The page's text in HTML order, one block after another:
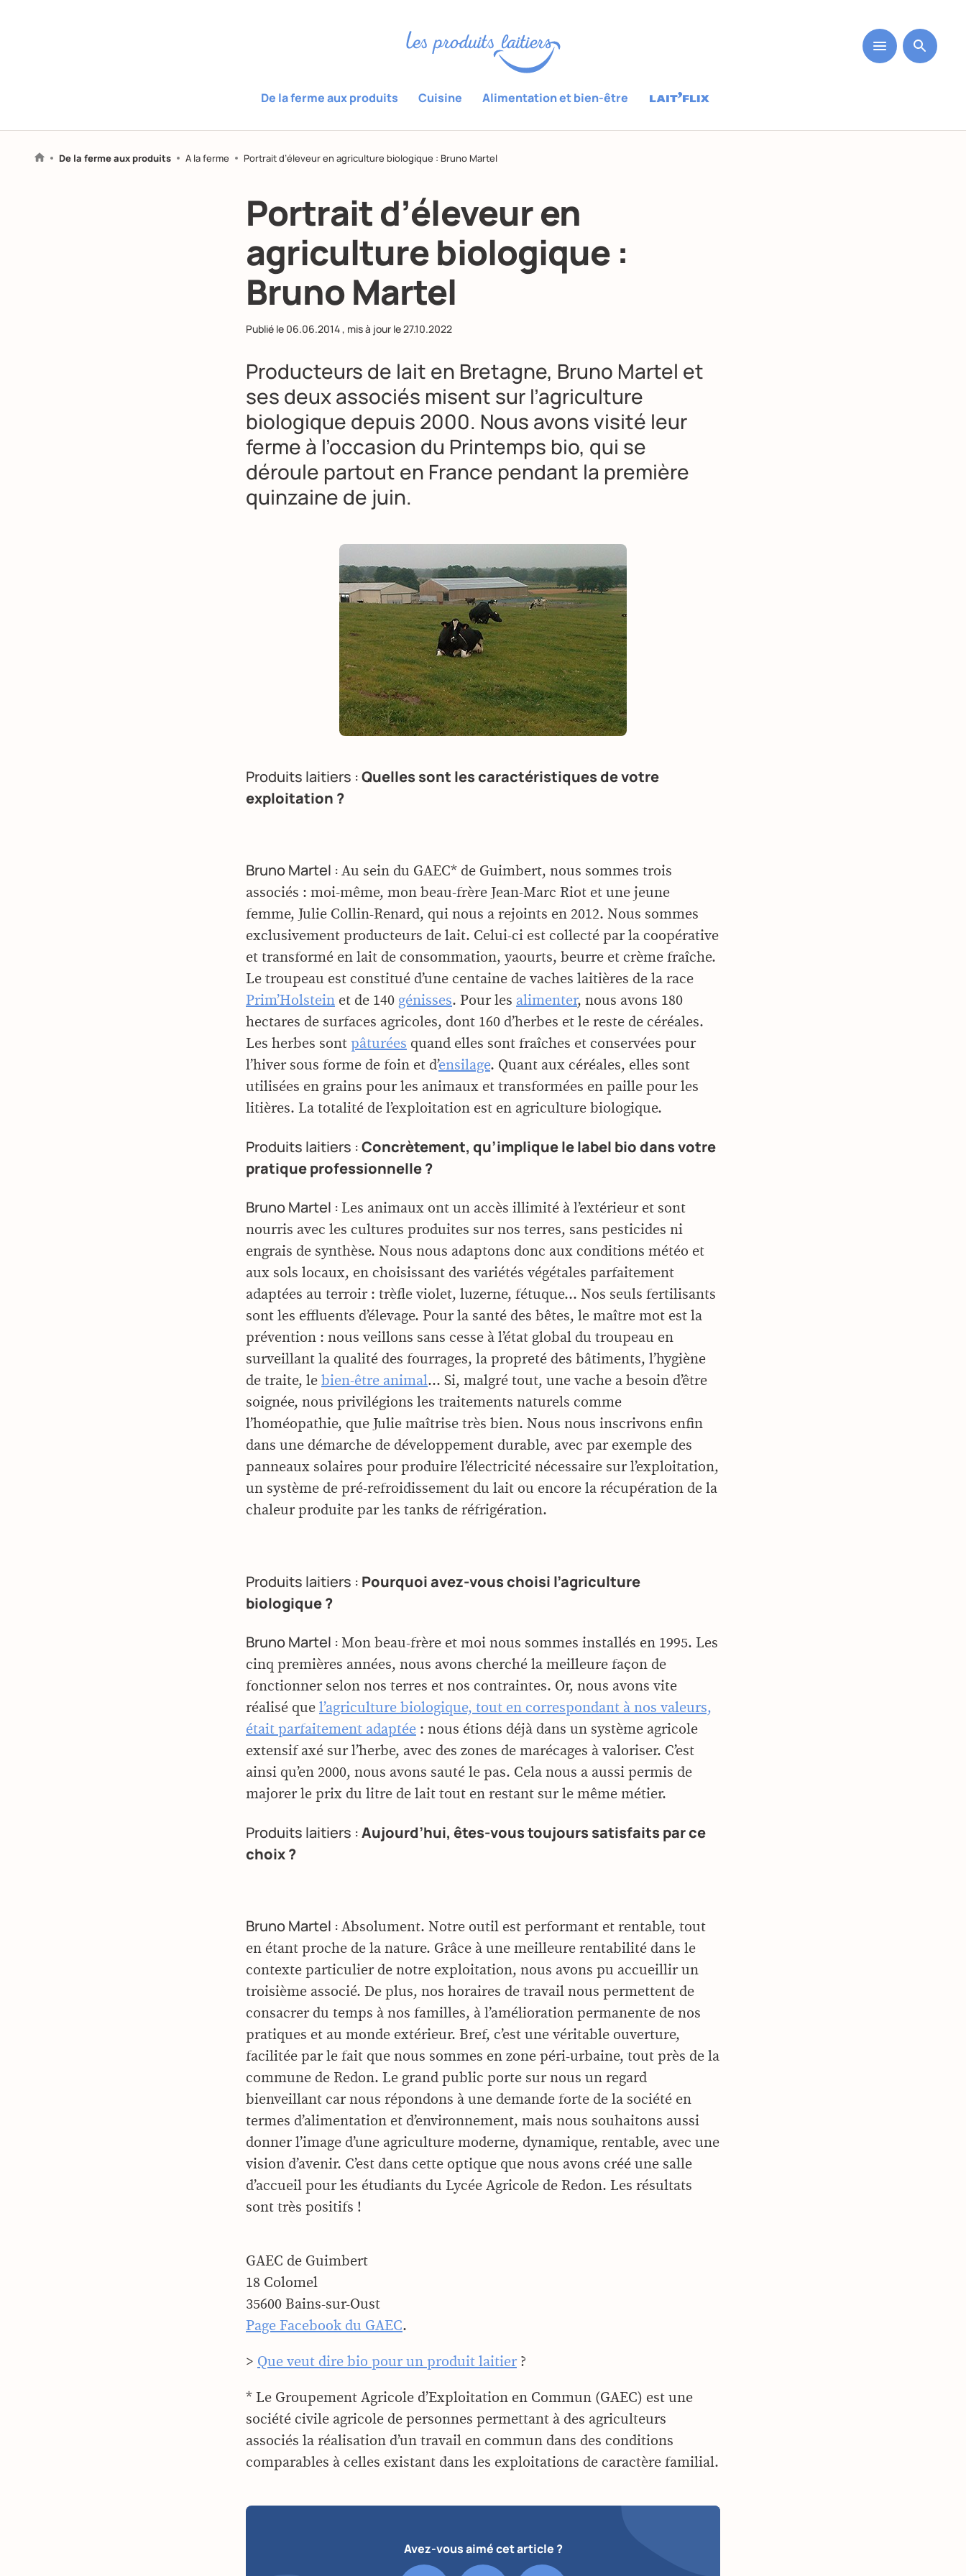
De la ferme aux produits Cuisine Alimentation et bien-être
De la ferme aux produits A la ferme Portrait d’éleveur en agriculture biologique : Bruno Martel
Portrait d’éleveur en
agriculture biologique :
Bruno Martel
Publié le 06.06.2014, mis à jour le27.10.2022
Producteurs de lait en Bretagne, Bruno Martel et
ses deux associés misent sur l’agriculture
biologique depuis 2000. Nous avons visité leur
ferme à l’occasion du Printemps bio, qui se
déroule partout en France pendant la première
quinzaine de juin.
Produits laitiers :Quelles sont les caractéristiques de votre
exploitation ?
Bruno Martel : Au sein du GAEC* de Guimbert, nous sommes trois
associés : moi-même, mon beau-frère Jean-Marc Riot et une jeune
femme, Julie Collin-Renard, qui nous a rejoints en 2012. Nous sommes
exclusivement producteurs de lait. Celui-ci est collecté par la coopérative
et transformé en lait de consommation, yaourts, beurre et crème fraîche.
Le troupeau est constitué d’une centaine de vaches laitières de la race
Prim’Holstein et de 140 génisses. Pour les alimenter, nous avons 180
hectares de surfaces agricoles, dont 160 d’herbes et le reste de céréales.
Les herbes sont pâturées quand elles sont fraîches et conservées pour
l’hiver sous forme de foin et d’ensilage. Quant aux céréales, elles sont
utilisées en grains pour les animaux et transformées en paille pour les
litières. La totalité de l’exploitation est en agriculture biologique.
Produits laitiers :Concrètement, qu’implique le label bio dans votre
pratique professionnelle ?
Bruno Martel : Les animaux ont un accès illimité à l’extérieur et sont
nourris avec les cultures produites sur nos terres, sans pesticides ni
engrais de synthèse. Nous nous adaptons donc aux conditions météo et
aux sols locaux, en choisissant des variétés végétales parfaitement
adaptées au terroir : trèfle violet, luzerne, fétuque… Nos seuls fertilisants
sont les effluents d’élevage. Pour la santé des bêtes, le maître mot est la
prévention : nous veillons sans cesse à l’état global du troupeau en
surveillant la qualité des fourrages, la propreté des bâtiments, l’hygiène
de traite, le bien-être animal… Si, malgré tout, une vache a besoin d’être
soignée, nous privilégions les traitements naturels comme
l’homéopathie, que Julie maîtrise très bien. Nous nous inscrivons enfin
dans une démarche de développement durable, avec par exemple des
panneaux solaires pour produire l’électricité nécessaire sur l’exploitation,
un système de pré-refroidissement du lait ou encore la récupération de la
chaleur produite par les tanks de réfrigération.
Produits laitiers : Pourquoi avez-vous choisi l’agriculture
biologique ?
Bruno Martel : Mon beau-frère et moi nous sommes installés en 1995. Les
cinq premières années, nous avons cherché la meilleure façon de
fonctionner selon nos terres et nos contraintes. Or, nous avons vite
réalisé que l’agriculture biologique, tout en correspondant à nos valeurs,
était parfaitement adaptée : nous étions déjà dans un système agricole
extensif axé sur l’herbe, avec des zones de marécages à valoriser. C’est
ainsi qu’en 2000, nous avons sauté le pas. Cela nous a aussi permis de
majorer le prix du litre de lait tout en restant sur le même métier.
Produits laitiers :Aujourd’hui, êtes-vous toujours satisfaits par ce
choix ?
Bruno Martel : Absolument. Notre outil est performant et rentable, tout
en étant proche de la nature. Grâce à une meilleure rentabilité dans le
contexte particulier de notre exploitation, nous avons pu accueillir un
troisième associé. De plus, nos horaires de travail nous permettent de
consacrer du temps à nos familles, à l’amélioration permanente de nos
pratiques et au monde extérieur. Bref, c’est une véritable ouverture,
facilitée par le fait que nous sommes en zone péri-urbaine, tout près de la
commune de Redon. Le grand public porte sur nous un regard
bienveillant car nous répondons à une demande forte de la société en
termes d’alimentation et d’environnement, mais nous souhaitons aussi
donner l’image d’une agriculture moderne, dynamique, rentable, avec une
vision d’avenir. C’est dans cette optique que nous avons créé une salle
d’accueil pour les étudiants du Lycée Agricole de Redon. Les résultats
sont très positifs !
GAEC de Guimbert
18 Colomel
35600 Bains-sur-Oust
Page Facebook du GAEC.
> Que veut dire bio pour un produit laitier ?
* Le Groupement Agricole d’Exploitation en Commun (GAEC) est une
société civile agricole de personnes permettant à des agriculteurs
associés la réalisation d’un travail en commun dans des conditions
comparables à celles existant dans les exploitations de caractère familial.
Avez-vous aimé cet article ?